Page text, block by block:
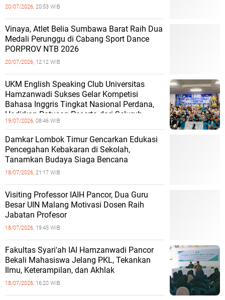
20/07/2026, 20:53 WIB
Vinaya, Atlet Belia Sumbawa Barat Raih Dua
Medali Perunggu di Cabang Sport Dance
PORPROV NTB 2026
20/07/2026, 12:12 WIB
UKM English Speaking Club Universitas
Hamzanwadi Sukses Gelar Kompetisi
Bahasa Inggris Tingkat Nasional Perdana,
Hadirkan Ratusan Peserta dari Seluruh
19/07/2026, 08:46 WIB
Damkar Lombok Timur Gencarkan Edukasi
Pencegahan Kebakaran di Sekolah,
Tanamkan Budaya Siaga Bencana
18/07/2026, 21:17 WIB
Visiting Professor IAIH Pancor, Dua Guru
Besar UIN Malang Motivasi Dosen Raih
Jabatan Profesor
18/07/2026, 19:45 WIB
Fakultas Syari'ah IAI Hamzanwadi Pancor
Bekali Mahasiswa Jelang PKL, Tekankan
Ilmu, Keterampilan, dan Akhlak
18/07/2026, 16:20 WIB